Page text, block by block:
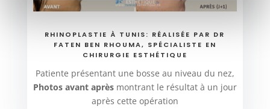
RHINOPLASTIE À TUNIS: RÉALISÉE PAR DR
FATEN BEN RHOUMA, SPÉCIALISTE EN
CHIRURGIE ESTHÉTIQUE
Patiente présentant une bosse au niveau du nez,
Photos avant aprèsmontrant le résultat à un jour
après cette opération